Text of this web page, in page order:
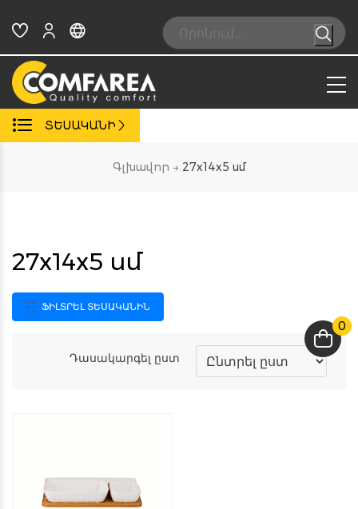
content
Search:
0
ՏԵՍԱԿԱՆԻ
Գլխավոր → 27x14x5 սմ
27x14x5 սմ
ՖԻԼՏՐԵԼ ՏԵՍԱԿԱՆԻՆ
Դասակարգել ըստ